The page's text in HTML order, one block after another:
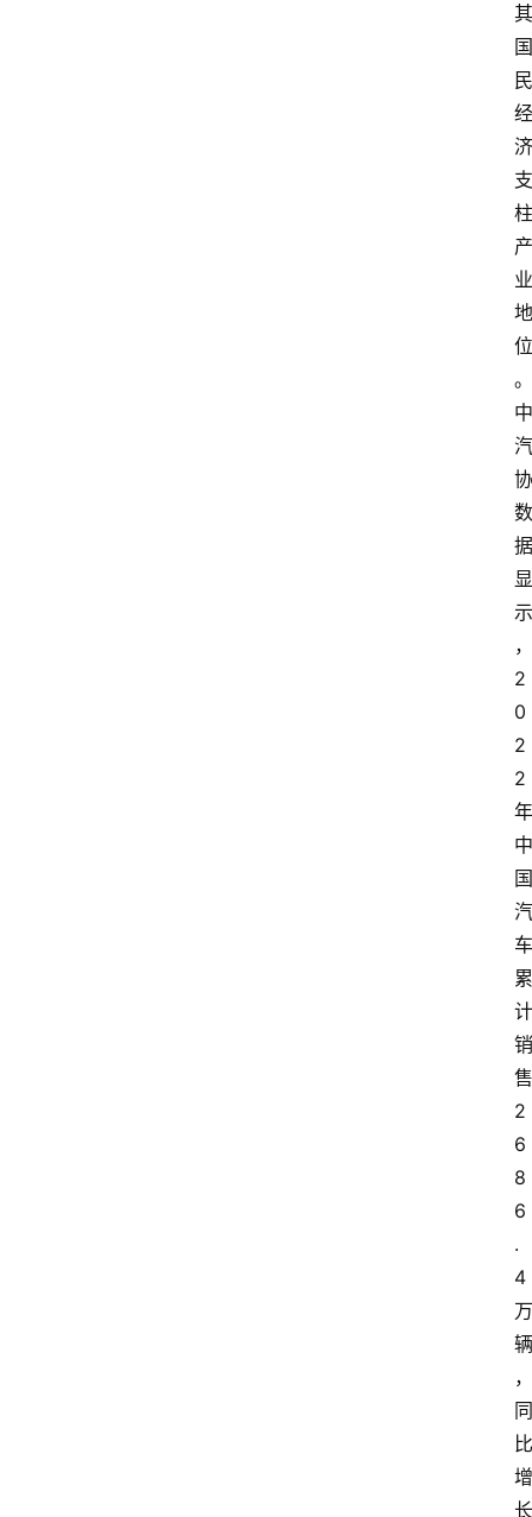
其
国
民
经
济
支
柱
产
业
地
位
。
中
汽
协
数
据
显
示
，
2
0
2
2
年
中
国
汽
车
累
计
销
售
2
6
8
6
.
4
万
辆
，
同
比
增
长